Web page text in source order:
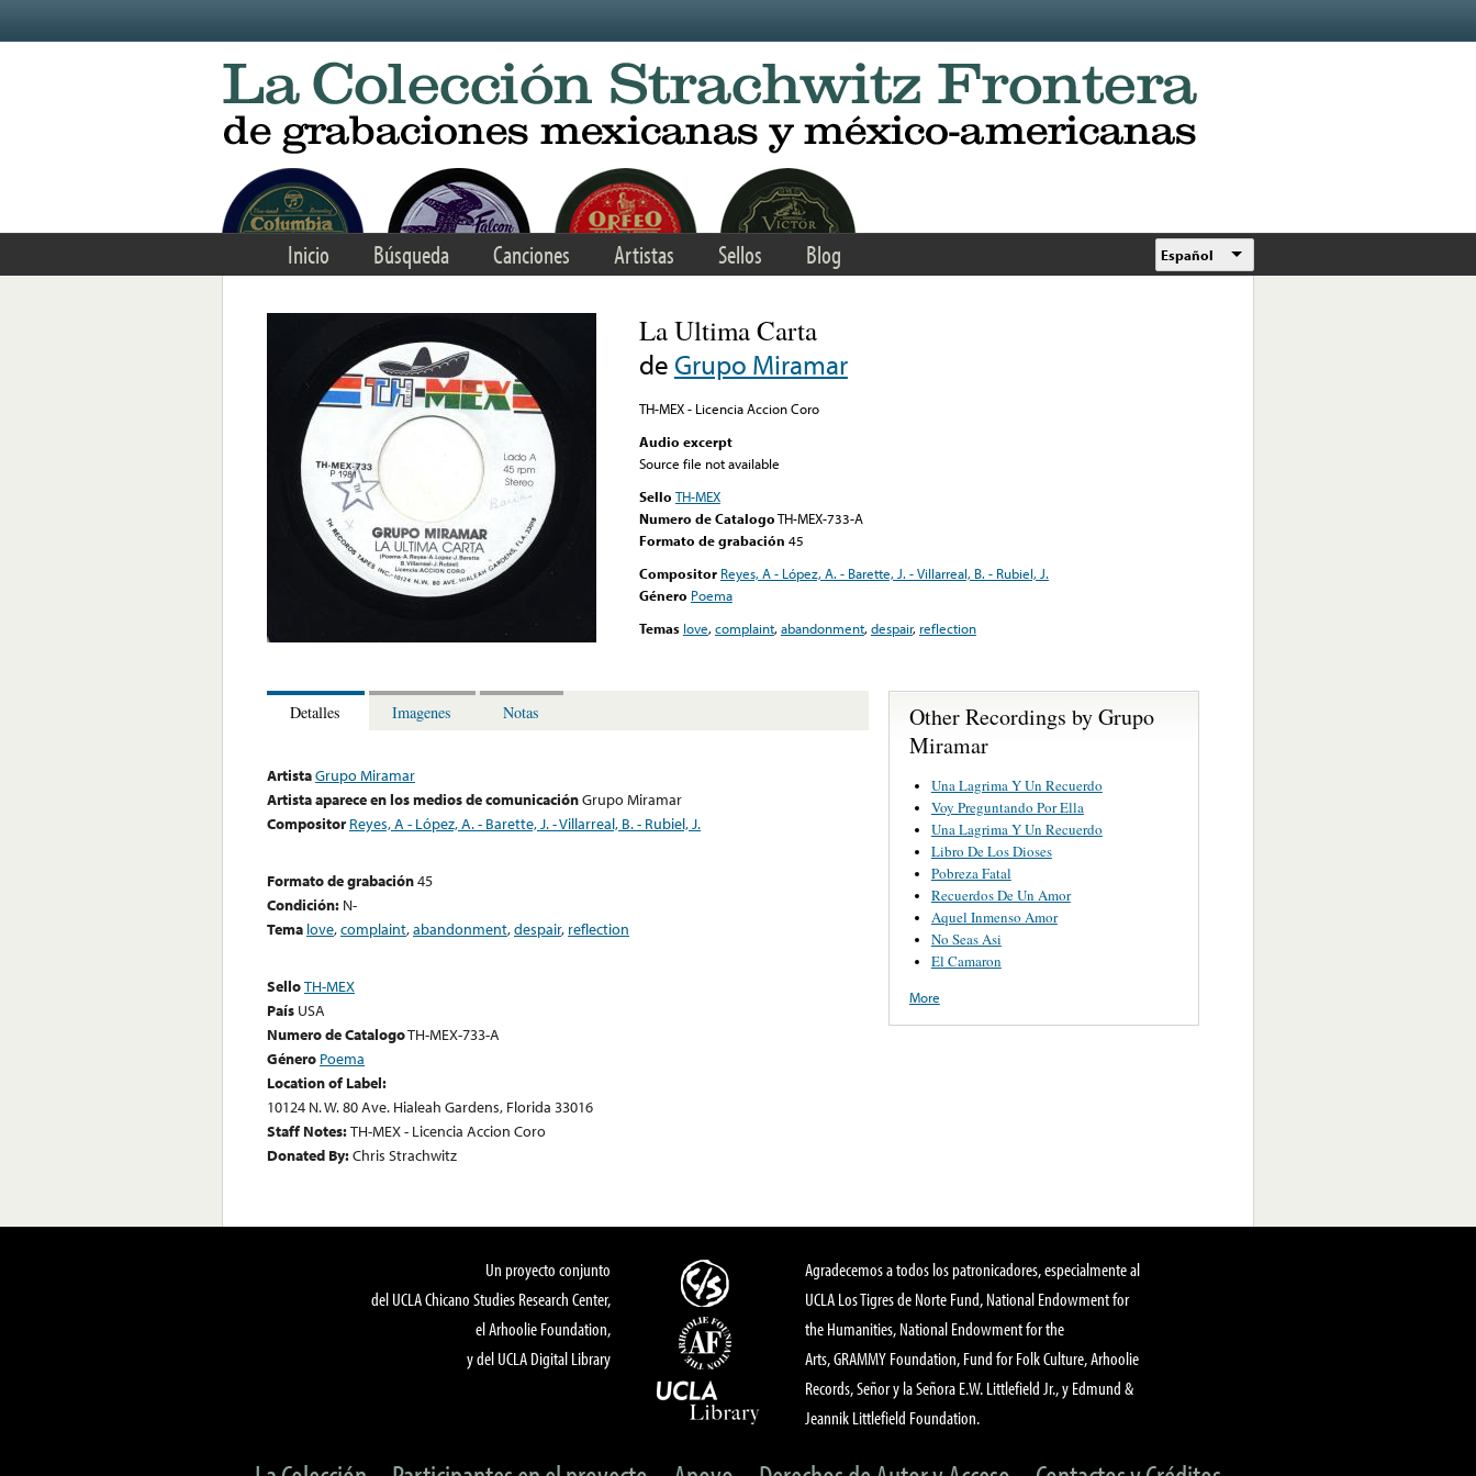
Inicio Búsqueda Canciones Artistas Sellos Blog Español
La Ultima Carta
de Grupo Miramar
TH-MEX - Licencia Accion Coro
Audio excerpt
Source file not available
Sello TH-MEX
Numero de CatalogoTH-MEX-733-A
Formato de grabación 45
Compositor Reyes, A - López, A. - Barette, J. - Villarreal, B. - Rubiel, J.
Género Poema
Temas love,complaint,abandonment,despair, reflection
Detalles Imagenes Notas
ArtistaGrupo Miramar
Artista aparece en los medios de comunicaciónGrupo Miramar
Compositor Reyes, A - López, A. - Barette, J. - Villarreal, B. - Rubiel, J.
Formato de grabación45
Condición: N-
Tema love,complaint,abandonment,despair, reflection
SelloTH-MEX
País USA
Numero de CatalogoTH-MEX-733-A
Género Poema
Location of Label:
10124 N. W. 80 Ave. Hialeah Gardens, Florida 33016
Staff Notes:TH-MEX - Licencia Accion Coro
Donated By:Chris Strachwitz
Other Recordings by Grupo
Miramar
Una Lagrima Y Un Recuerdo
Voy Preguntando Por Ella
Una Lagrima Y Un Recuerdo
Libro De Los Dioses
Pobreza Fatal
Recuerdos De Un Amor
Aquel Inmenso Amor
No Seas Asi
El Camaron
More
Un proyecto conjunto
del UCLA Chicano Studies Research Center,
el Arhoolie Foundation,
y del UCLA Digital Library
Agradecemos a todos los patronicadores, especialmente al
UCLA Los Tigres de Norte Fund, National Endowment for
the Humanities, National Endowment for the
Arts, GRAMMY Foundation, Fund for Folk Culture, Arhoolie
Records, Señor y la Señora E.W. Littlefield Jr., y Edmund &
Jeannik Littlefield Foundation.